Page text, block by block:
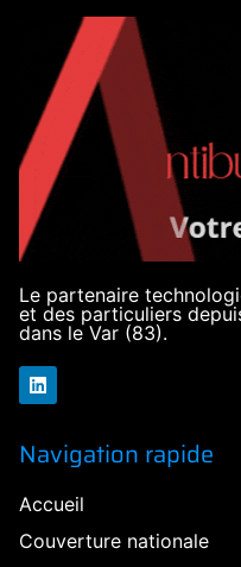
Le partenaire
et des particuliers
dans le Var (83).
Navigation rapide
Accueil
Couverture nationale